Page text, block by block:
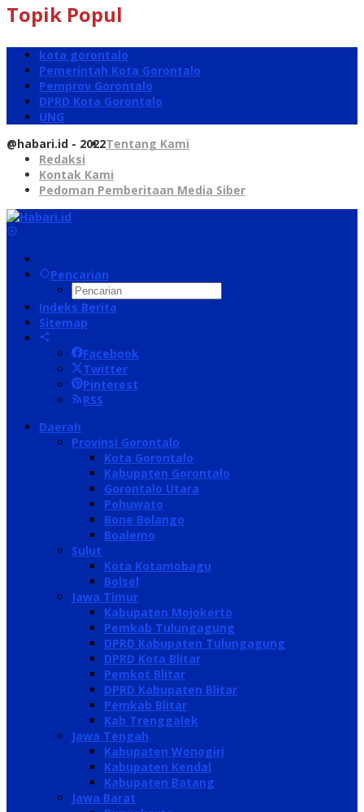
Topik Popul
kota gorontalo
Pemerintah Kota Gorontalo
Pemprov Gorontalo
DPRD Kota Gorontalo
UNG
@habari.id - 2022Tentang Kami
Redaksi
Kontak Kami
Pedoman Pemberitaan Media Siber
Pencarian
Indeks Berita
Sitemap
Facebook
Twitter
Pinterest
RSS
Daerah
Provinsi Gorontalo
Kota Gorontalo
Kabupaten Gorontalo
Gorontalo Utara
Pohuwato
Bone Bolango
Boalemo
Sulut
Kota Kotamobagu
Bolsel
Jawa Timur
Kabupaten Mojokerto
Pemkab Tulungagung
DPRD Kabupaten Tulungagung
DPRD Kota Blitar
Pemkot Blitar
DPRD Kabupaten Blitar
Pemkab Blitar
Kab Trenggalek
Jawa Tengah
Kabupaten Wonogiri
Kabupaten Kendal
Kabupaten Batang
Jawa Barat